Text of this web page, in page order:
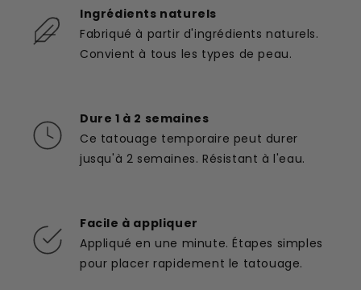
Ingrédients naturels
Fabriqué à partir d'ingrédients naturels.
Convient à tous les types de peau.
Dure 1 à 2 semaines
Ce tatouage temporaire peut durer
jusqu'à 2 semaines. Résistant à l'eau.
Facile à appliquer
Appliqué en une minute. Étapes simples
pour placer rapidement le tatouage.